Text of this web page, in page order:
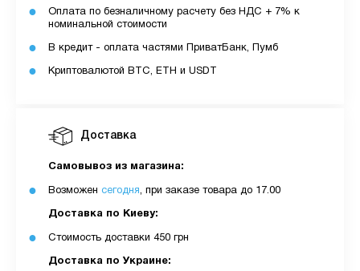
Вартість пристрою це політика та умови компанії
MyCloudStore.
Доставка
Самовывоз из магазина:
Возможен сегодня, при заказе товара до 17.00
Доставка по Киеву:
Стоимость доставки 450 грн
Доставка по Украине:
Оплата по безналичному расчету без НДС + 7% к
номинальной стоимости
В кредит - оплата частями ПриватБанк, Пумб
Криптовалютой BTC, ETH и USDT